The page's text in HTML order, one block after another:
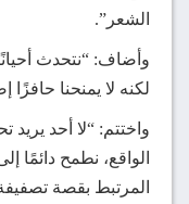
الشعر”.
وأضاف: “نتحدث
لكنه لا يمنحنا حافزًا
واختتم: “لا أحد يريد
الواقع، نطمح دائمًا
المرتبط بقصة